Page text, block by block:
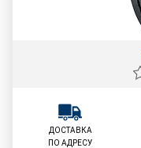
ДОСТАВКА
ПО АДРЕСУ